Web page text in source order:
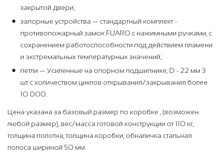
закрытой двери;
запорные устройства — стандартный комплект -
противопожарный замок FUARO с нажимными ручками, с
сохранением работоспособности под действием пламени
и экстремальных температурных значений;
петли — Усиленные на опорном подшипнике, D - 22 мм 3
шт с количеством циклов открывания/закрывания более
10 000.
Цена указана за базовый размер по коробке , (возможен
любой размер), вес/масса готовой конструкции от 110 кг,
толщина полотна, толщина коробки, обналичка стальная
полоса шириной 50 мм.